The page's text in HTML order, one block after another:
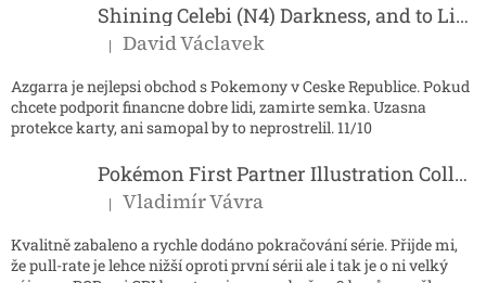
Shining Celebi (N4) Darkness, and to Light...
Hodnocení produktu je 5 z 5 hvězdiček.
| David Václavek
Azgarra je nejlepsi obchod s Pokemony v Ceske Republice. Pokud
chcete podporit financne dobre lidi, zamirte semka. Uzasna
protekce karty, ani samopal by to neprostrelil. 11/10
Pokémon First Partner Illustration Collection - Series 2
Hodnocení produktu je 5 z 5 hvězdiček.
| Vladimír Vávra
Kvalitně zabaleno a rychle dodáno pokračování série. Přijde mi,
že pull-rate je lehce nižší oproti první sérii ale i tak je o ni velký